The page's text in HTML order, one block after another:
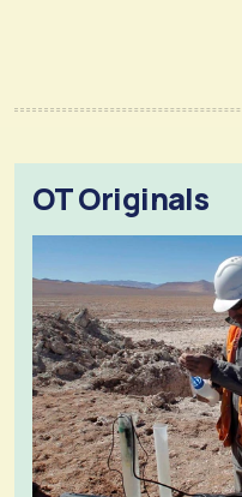
OT Originals